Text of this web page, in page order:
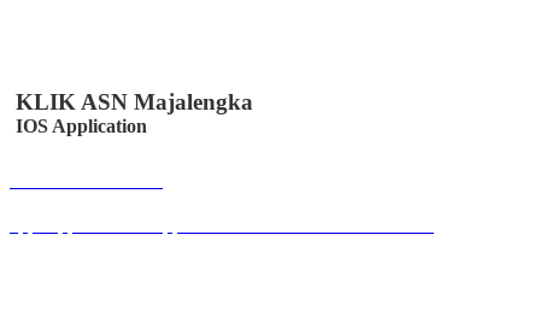
KLIK ASN Majalengka
IOS Application